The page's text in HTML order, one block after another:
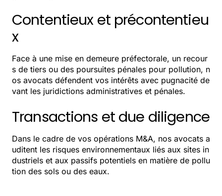
Contentieux et précontentieu
x
Face à une mise en demeure préfectorale, un recour
s de tiers ou des poursuites pénales pour pollution, n
os avocats défendent vos intérêts avec pugnacité de
vant les juridictions administratives et pénales.
Transactions et due diligence
Dans le cadre de vos opérations M&A, nos avocats a
uditent les risques environnementaux liés aux sites in
dustriels et aux passifs potentiels en matière de pollu
tion des sols ou des eaux.